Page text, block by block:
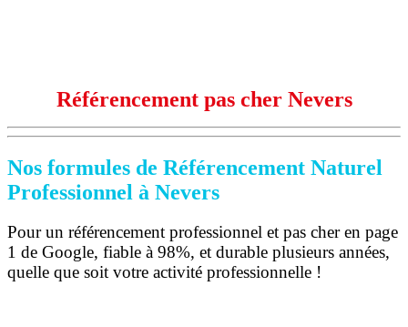
Référencement pas cher Nevers
Nos formules de Référencement Naturel
Professionnel à Nevers
Pour un référencement professionnel et pas cher en page
1 de Google, fiable à 98%, et durable plusieurs années,
quelle que soit votre activité professionnelle !